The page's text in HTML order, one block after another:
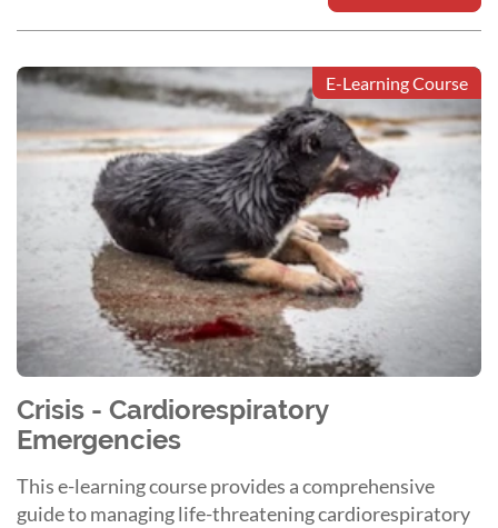
E-Learning Course
Crisis - Cardiorespiratory
Emergencies
This e-learning course provides a comprehensive
guide to managing life-threatening cardiorespiratory